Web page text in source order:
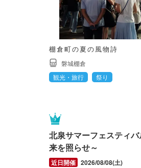
棚倉町の夏の風物詩
磐城棚倉
観光・旅行
祭り
北泉サマーフェスティ
来を照らせ～
2026/08/08(土)